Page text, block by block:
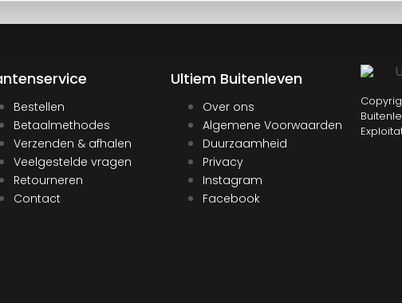
Bestellen
Betaalmethodes
Verzenden & afhalen
Veelgestelde vragen
Retourneren
Contact
Ultiem Buitenleven
Over ons
Algemene Voorwaarden
Duurzaamheid
Privacy
Instagram
Facebook